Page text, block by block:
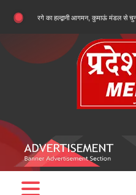
content
खरगे का हल्द्वानी आगमन, कुमाऊं मंडल से चुनावी शंखनाद